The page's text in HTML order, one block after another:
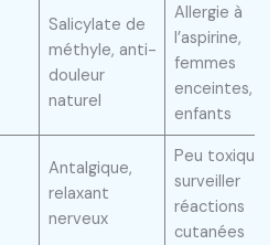
Salicylate de
méthyle, anti-
douleur
naturel
Allergie à
l’aspirine,
femmes
enceintes,
enfants
Antalgique,
relaxant
nerveux
Peu toxique,
surveiller
réactions
cutanées